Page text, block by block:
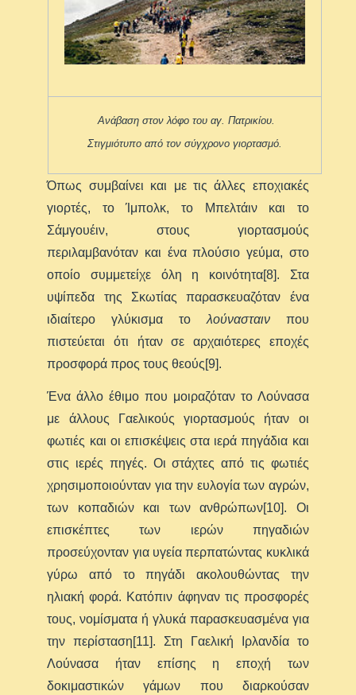
Ανάβαση στον λόφο του αγ. Πατρικίου.
Στιγμιότυπο από τον σύγχρονο γιορτασμό.
Όπως συμβαίνει και με τις άλλες εποχιακές
γιορτές, το Ίμπολκ, το Μπελτάιν και το
Σάμγουέιν, στους γιορτασμούς
περιλαμβανόταν και ένα πλούσιο γεύμα, στο
οποίο συμμετείχε όλη η κοινότητα[8]. Στα
υψίπεδα της Σκωτίας παρασκευαζόταν ένα
ιδιαίτερο γλύκισμα το λούνασταινπου
πιστεύεται ότι ήταν σε αρχαιότερες εποχές
προσφορά προς τους θεούς[9].
Ένα άλλο έθιμο που μοιραζόταν το Λούνασα
με άλλους Γαελικούς γιορτασμούς ήταν οι
φωτιές και οι επισκέψεις στα ιερά πηγάδια και
στις ιερές πηγές. Οι στάχτες από τις φωτιές
χρησιμοποιούνταν για την ευλογία των αγρών,
των κοπαδιών και των ανθρώπων[10]. Οι
επισκέπτες των ιερών πηγαδιών
προσεύχονταν για υγεία περπατώντας κυκλικά
γύρω από το πηγάδι ακολουθώντας την
ηλιακή φορά. Κατόπιν άφηναν τις προσφορές
τους, νομίσματα ή γλυκά παρασκευασμένα για
την περίσταση[11]. Στη Γαελική Ιρλανδία το
Λούνασα ήταν επίσης η εποχή των
δοκιμαστικών γάμων που διαρκούσαν